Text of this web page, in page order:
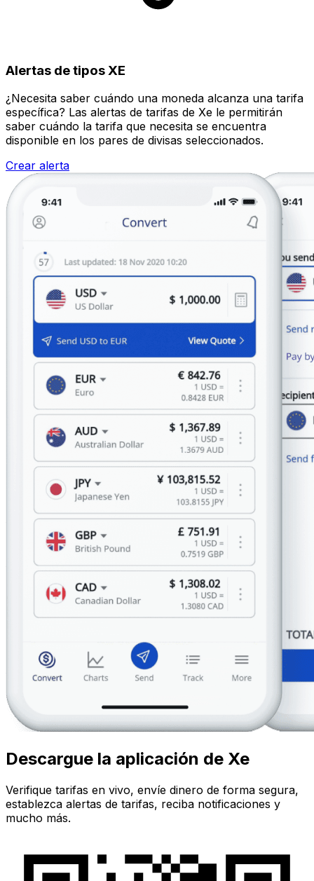
Alertas de tipos XE
¿Necesita saber cuándo una moneda alcanza una tarifa
específica? Las alertas de tarifas de Xe le permitirán
saber cuándo la tarifa que necesita se encuentra
disponible en los pares de divisas seleccionados.
Crear alerta
Descargue la aplicación de Xe
Verifique tarifas en vivo, envíe dinero de forma segura,
establezca alertas de tarifas, reciba notificaciones y
mucho más.